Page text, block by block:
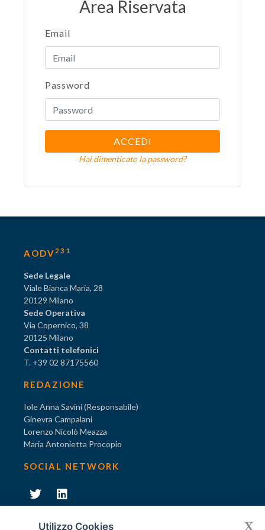
Area Riservata
Email
Password
ACCEDI
Hai dimenticato la password?
AODV 231
Sede Legale
Viale Bianca Maria, 28
20129 Milano
Sede Operativa
Via Copernico, 38
20125 Milano
Contatti telefonici
T. +39 02 87175560
REDAZIONE
Iole Anna Savini (Responsabile)
Ginevra Campalani
Lorenzo Nicolò Meazza
Maria Antonietta Procopio
SOCIAL NETWORK
Diventa socio di AODV
Utilizzo Cookies X